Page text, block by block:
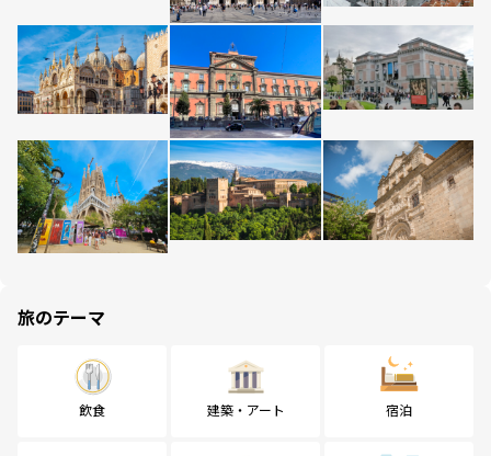
旅のテーマ
飲食 建築・アート 宿泊